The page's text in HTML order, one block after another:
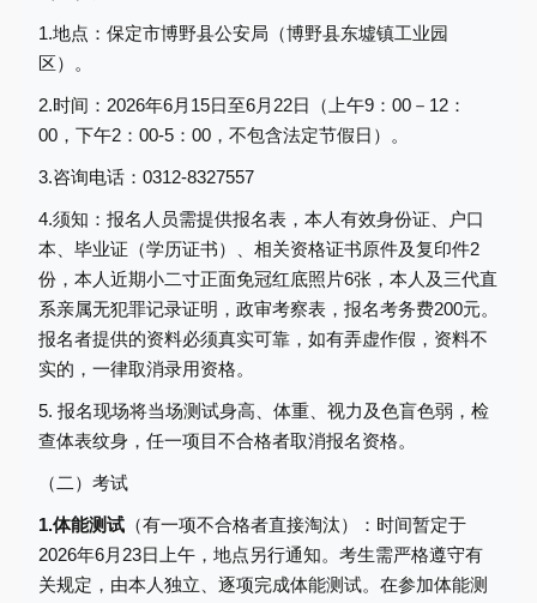
1.地点：保定市博野县公安局（博野县东墟镇工业园
区）。
2.时间：2026年6月15日至6月 22日（上午9：00－12：
00，下午2：00-5：00 ， 不包含法定节假日 ）。
3.咨询电话：0312-8327557
4.须知：报名人员需提供报名表， 本人有效身份证、户口
本、毕业证（学历证书）、相关资格证书原件及复印件2
份，本人近期小二寸正面免冠红底照片6张， 本人及三代直
系亲属无犯罪记录证明 ， 政审考察表 ，报名考务费200元。
报名者提供的资料必须真实可靠，如有弄虚作假，资料不
实的，一律取消录用资格。
5. 报名现场将当场测试身高、体重、视力及色盲色弱，检
查体表纹身，任一项目不合格者取消报名资格。
（二）考试
1.体能测试 （有一项不合格者直接淘汰）：时间暂定于
2026年6月23日上午，地点另行通知。考生需严格遵守有
关规定，由本人独立、逐项完成体能测试。在参加体能测